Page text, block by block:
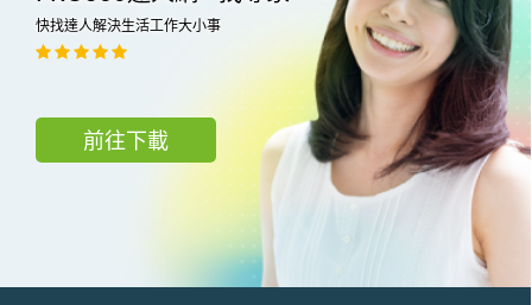
快找達人解決生活工作大小事
前往下載